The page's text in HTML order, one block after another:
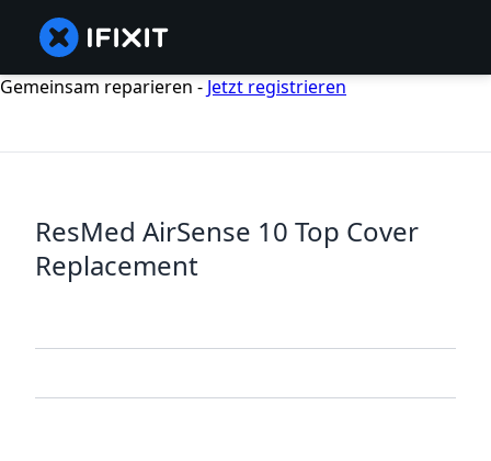
Gemeinsam reparieren - Jetzt registrieren
ResMed AirSense 10 Top Cover
Replacement